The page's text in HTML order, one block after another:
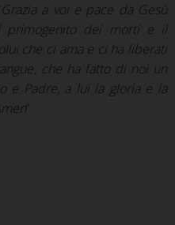
Grazia a voi e pace da Gesù
primogenito dei morti e il
che ci ama e ci ha liberati
che ha fatto di noi un
e Padre, a lui la gloria e la
”.